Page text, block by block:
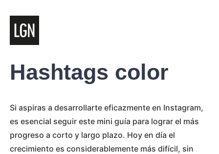
Hashtags color
Si aspiras a desarrollarte eficazmente en Instagram,
es esencial seguir este mini guía para lograr el más
progreso a corto y largo plazo. Hoy en día el
crecimiento es considerablemente más difícil, sin